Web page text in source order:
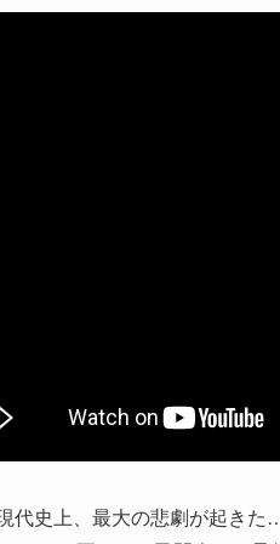
代史上、最大の悲劇が起きた